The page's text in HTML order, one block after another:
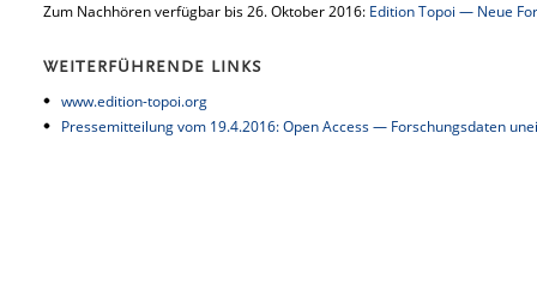
Zum Nachhören verfügbar bis 26. Oktober 2016: Edition Topoi — Neue
WEITERFÜHRENDE LINKS
www.edition-topoi.org
Pressemitteilung vom 19.4.2016: Open Access — Forschungsdaten